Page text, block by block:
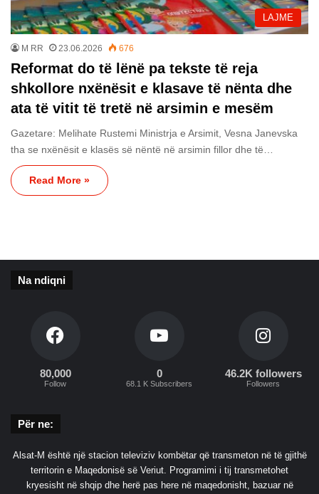
LAJME
M RR 23.06.2026 676
Reformat do të lënë pa tekste të reja
shkollore nxënësit e klasave të nënta dhe
ata të vitit të tretë në arsimin e mesëm
Gazetare: Melihate Rustemi Ministrja e Arsimit, Vesna Janevska
tha se nxënësit e klasës së nëntë në arsimin fillor dhe të…
Read More »
Na ndiqni
80,000
Follow
0
68.1 K Subscribers
46.2K followers
Followers
Për ne:
Alsat-M është një stacion televiziv kombëtar që transmeton në të gjithë
territorin e Maqedonisë së Veriut. Programimi i tij transmetohet
kryesisht në shqip dhe herë pas here në maqedonisht, bazuar në